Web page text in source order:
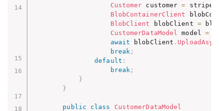
Customer customer =
BlobContainerClient
BlobClient
blobClient =
CustomerDataModel model =
await blobClient .
break ;
default :
break ;
}
}
public class
CustomerDataModel